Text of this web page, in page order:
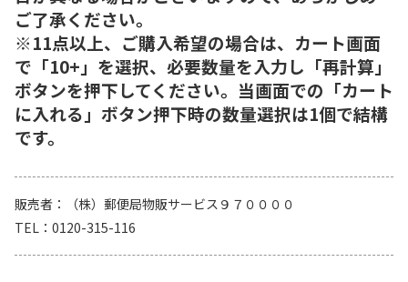
ご了承ください。
※11点以上、ご購入希望の場合は、カート画面
で「10+」を選択、必要数量を入力し「再計算」
ボタンを押下してください。当画面での「カート
に入れる」ボタン押下時の数量選択は1個で結構
です。
販売者
（株）郵便局物販サービス９７００００
TEL
0120-315-116